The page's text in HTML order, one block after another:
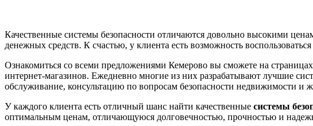
Качественные системы безопасности отличаются довольно высокими
денежных средств. К счастью, у клиента есть возможность
Ознакомиться со всеми предложениями Кемерово вы сможете на
интернет-магазинов. Ежедневно многие из них разрабатывают лучшие
обслуживание, консультацию по вопросам безопасности недвижимости и
У каждого клиента есть отличный шанс найти качественные системы
оптимальным ценам, отличающуюся долговечностью, прочностью и